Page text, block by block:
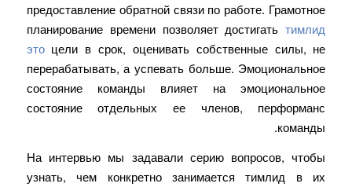
предоставление обратной связи по работе. Грамотное
планирование времени позволяет достигатьтимлид
этоцели в срок, оценивать собственные силы, не
перерабатывать, а успевать больше. Эмоциональное
состояние команды влияет на эмоциональное
состояние отдельных ее членов, перформанс
команды.
На интервью мы задавали серию вопросов, чтобы
узнать, чем конкретно занимается тимлид в их